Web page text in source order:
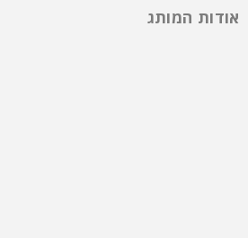
אודות המותג